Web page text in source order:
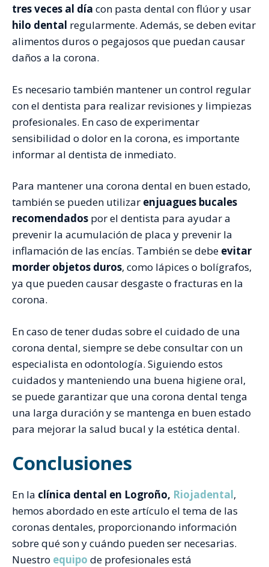
tres veces al día con pasta dental con flúor y usar
hilo dental regularmente. Además, se deben evitar
alimentos duros o pegajosos que puedan causar
daños a la corona.
Es necesario también mantener un control regular
con el dentista para realizar revisiones y limpiezas
profesionales. En caso de experimentar
sensibilidad o dolor en la corona, es importante
informar al dentista de inmediato.
Para mantener una corona dental en buen estado,
también se pueden utilizar enjuagues bucales
recomendados por el dentista para ayudar a
prevenir la acumulación de placa y prevenir la
inflamación de las encías. También se debe evitar
morder objetos duros, como lápices o bolígrafos,
ya que pueden causar desgaste o fracturas en la
corona.
En caso de tener dudas sobre el cuidado de una
corona dental, siempre se debe consultar con un
especialista en odontología. Siguiendo estos
cuidados y manteniendo una buena higiene oral,
se puede garantizar que una corona dental tenga
una larga duración y se mantenga en buen estado
para mejorar la salud bucal y la estética dental.
Conclusiones
En la clínica dental en Logroño, Riojadental,
hemos abordado en este artículo el tema de las
coronas dentales, proporcionando información
sobre qué son y cuándo pueden ser necesarias.
Nuestro equipo de profesionales está